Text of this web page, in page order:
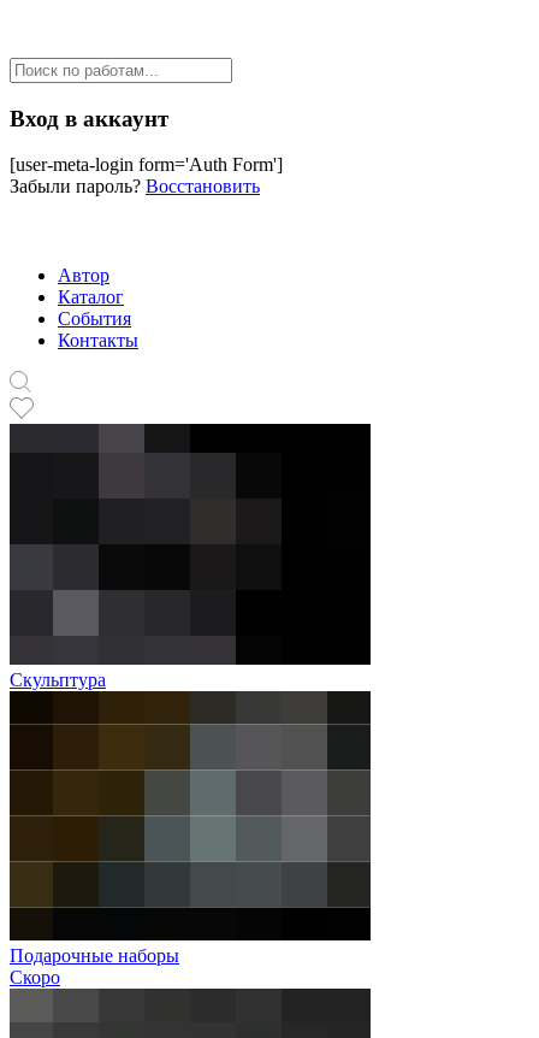
Вход в аккаунт
[user-meta-login form='Auth Form']
Забыли пароль? Восстановить
Автор
Каталог
События
Контакты
Скульптура
Подарочные наборы
Скоро